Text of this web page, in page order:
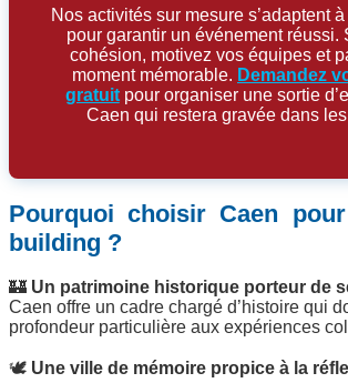
Nos activités sur mesure s’adaptent
pour garantir un événement réussi.
cohésion, motivez vos équipes et
moment mémorable. Demandez
gratuitpour organiser une sortie
Caen qui restera gravée dans
Pourquoi choisir Caen
building ?
🏰 Un patrimoine historique porteur de
Caen offre un cadre chargé d’histoire qui
profondeur particulière aux expériences
🕊 Une ville de mémoire propice à la